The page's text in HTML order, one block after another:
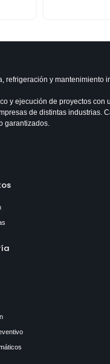
refrigeración y mantenimiento
y ejecución de proyectos con
de distintas industrias.
garantizados.